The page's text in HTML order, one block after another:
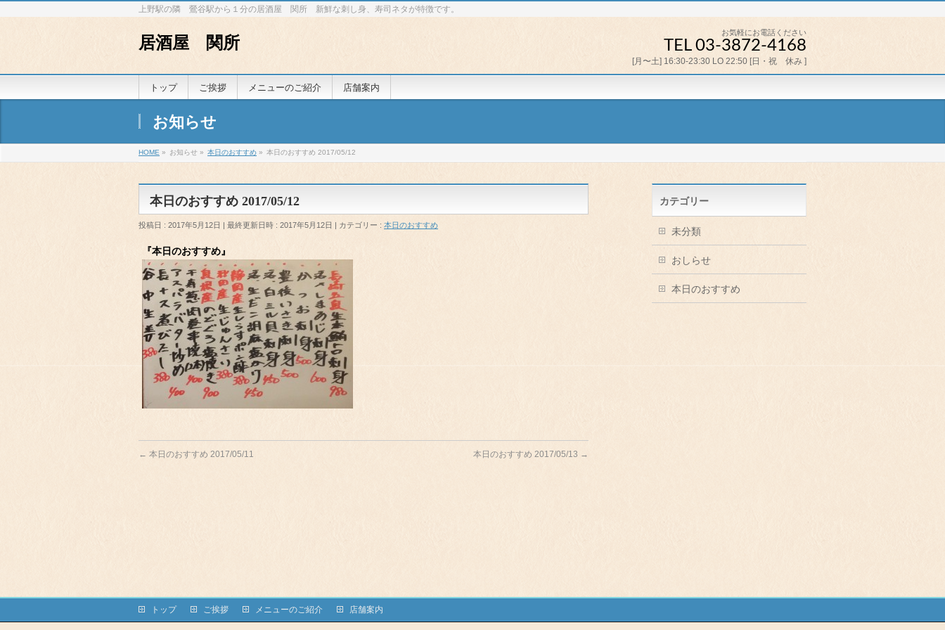
上野駅の隣 鶯谷駅から１分の居酒屋 関所 新鮮な刺し身、寿司ネタが特徴です。
居酒屋 関所
お気軽にお電話ください
TEL 03-3872-4168
[月〜土] 16:30-23:30 LO 22:50 [日・祝 休み ]
トップ ご挨拶 メニューのご紹介 店舗案内
お知らせ
HOME » お知らせ » 本日のおすすめ » 本日のおすすめ 2017/05/12
本日のおすすめ 2017/05/12
投稿日 : 2017年5月12日 最終更新日時 : 2017年5月12日 カテゴリー : 本日のおすすめ
『本日のおすすめ』
← 本日のおすすめ 2017/05/11 本日のおすすめ 2017/05/13 →
カテゴリー
未分類
おしらせ
本日のおすすめ
トップ ご挨拶 メニューのご紹介 店舗案内